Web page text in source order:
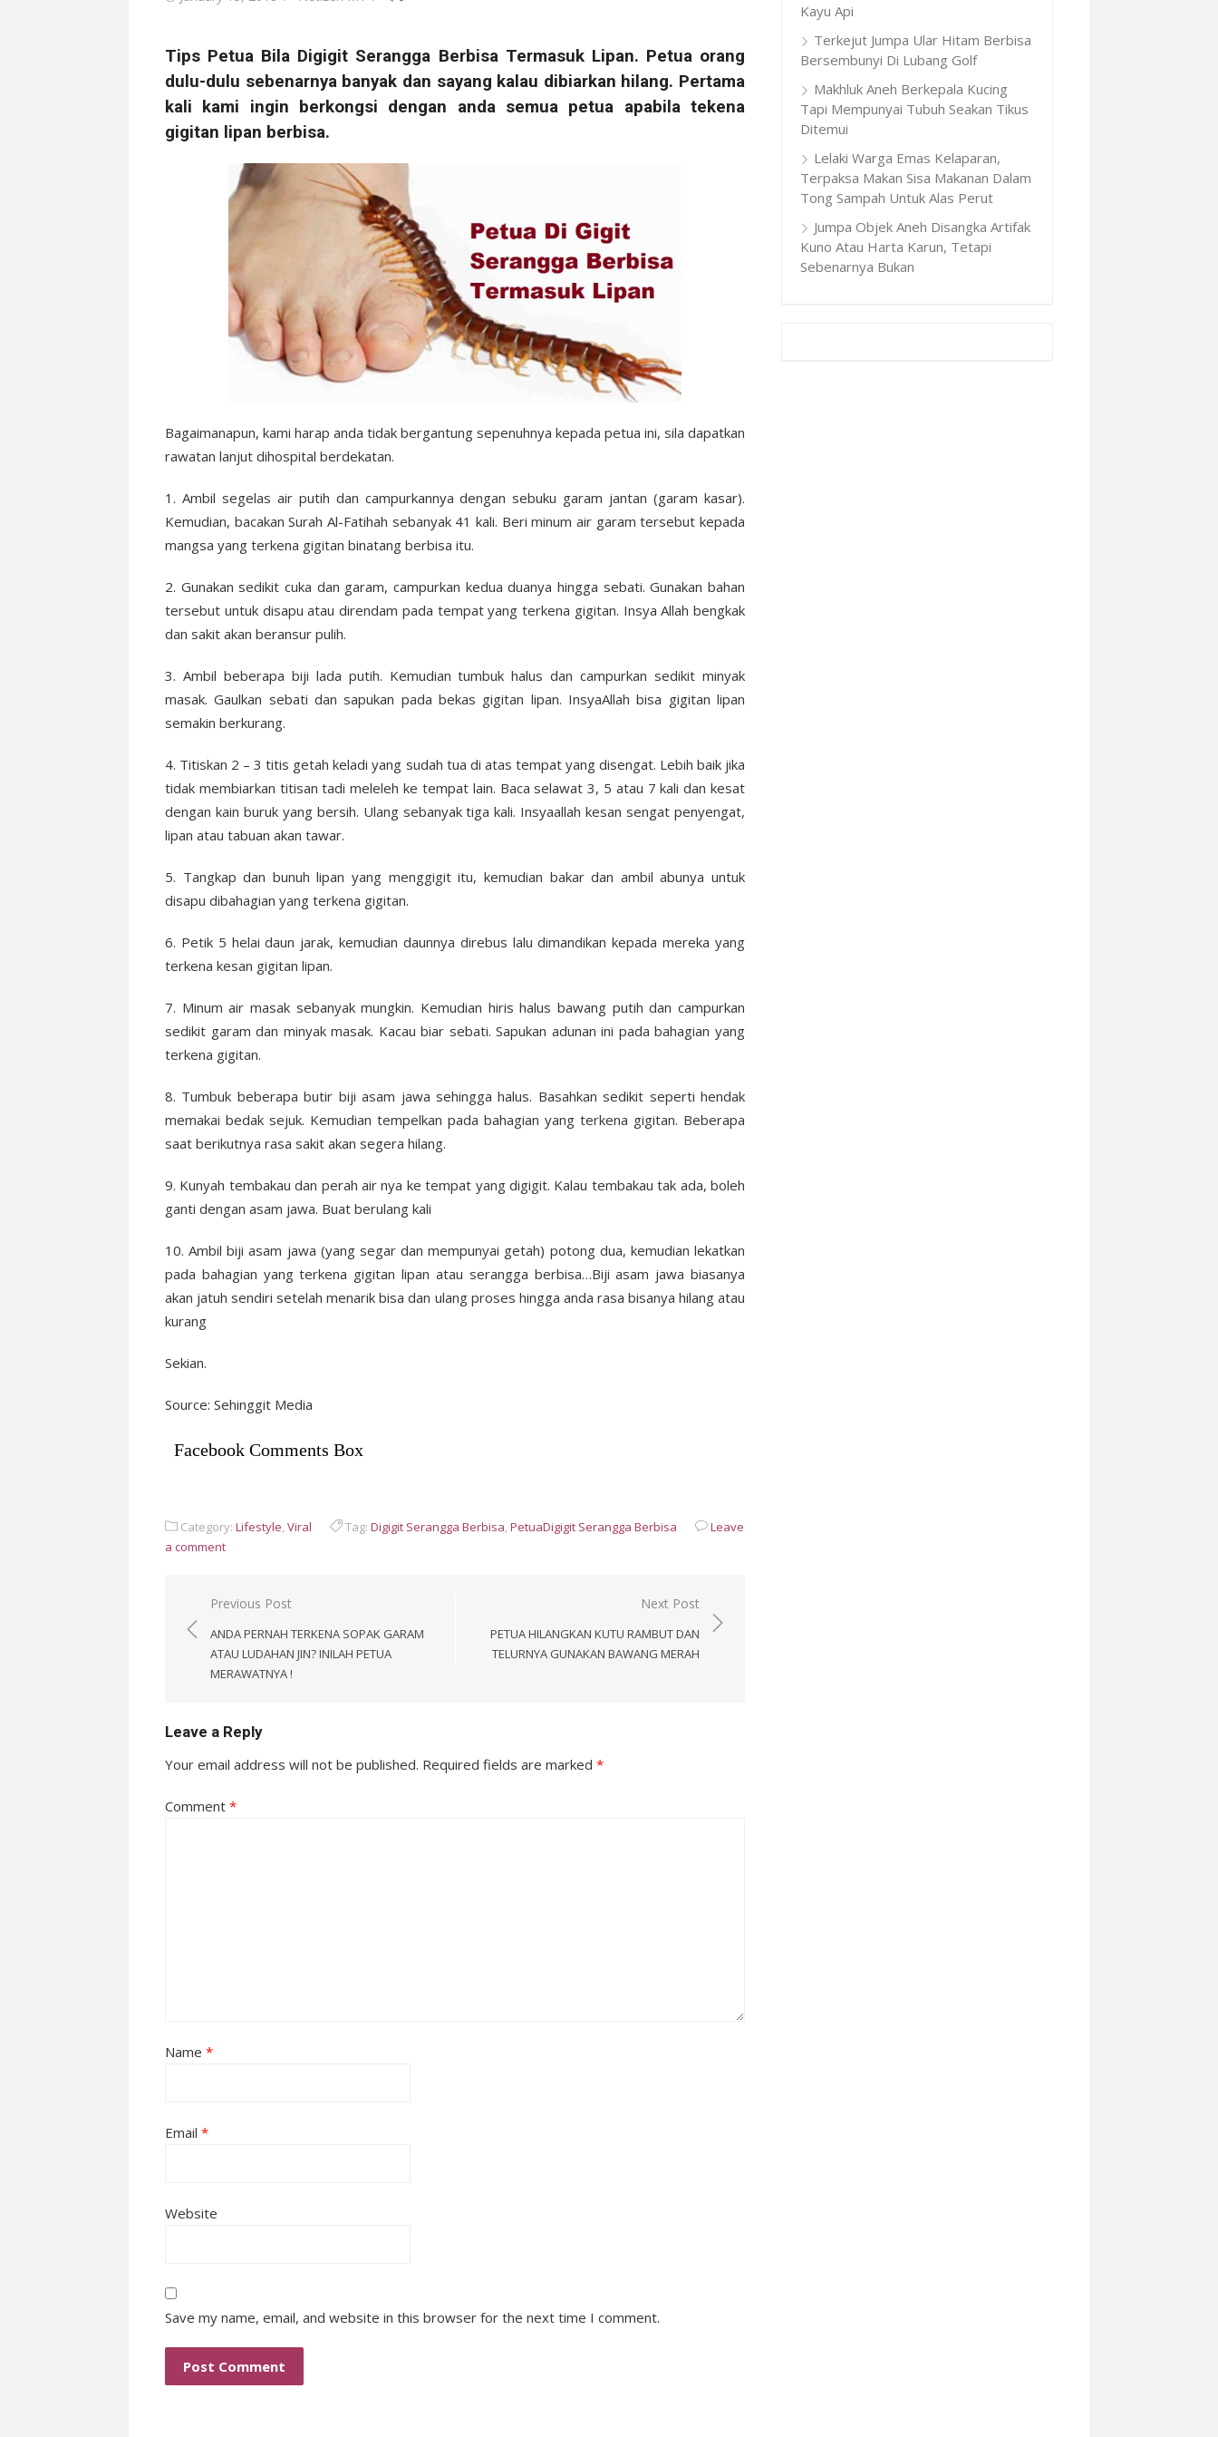
Tips Petua Bila Digigit Serangga BerbisaTermasuk Lipan. Petua orang
dulu-dulu sebenarnya banyak dan sayang kalau dibiarkan hilang. Pertama
kali kami ingin berkongsi dengan anda semua petua apabila tekena
gigitan lipan berbisa.
Bagaimanapun, kami harap anda tidak bergantung sepenuhnya kepada petua ini, sila dapatkan
rawatan lanjut dihospital berdekatan.
1. Ambil segelas air putih dan campurkannya dengan sebuku garam jantan (garam kasar).
Kemudian, bacakan Surah Al-Fatihah sebanyak 41 kali. Beri minum air garam tersebut kepada
mangsa yang terkena gigitan binatang berbisa itu.
2. Gunakan sedikit cuka dan garam, campurkan kedua duanya hingga sebati. Gunakan bahan
tersebut untuk disapu atau direndam pada tempat yang terkena gigitan. Insya Allah bengkak
dan sakit akan beransur pulih.
3. Ambil beberapa biji lada putih. Kemudian tumbuk halus dan campurkan sedikit minyak
masak. Gaulkan sebati dan sapukan pada bekas gigitan lipan. InsyaAllah bisa gigitan lipan
semakin berkurang.
4. Titiskan 2 – 3 titis getah keladi yang sudah tua di atas tempat yang disengat. Lebih baik jika
tidak membiarkan titisan tadi meleleh ke tempat lain. Baca selawat 3, 5 atau 7 kali dan kesat
dengan kain buruk yang bersih. Ulang sebanyak tiga kali. Insyaallah kesan sengat penyengat,
lipan atau tabuan akan tawar.
5. Tangkap dan bunuh lipan yang menggigit itu, kemudian bakar dan ambil abunya untuk
disapu dibahagian yang terkena gigitan.
6. Petik 5 helai daun jarak, kemudian daunnya direbus lalu dimandikan kepada mereka yang
terkena kesan gigitan lipan.
7. Minum air masak sebanyak mungkin. Kemudian hiris halus bawang putih dan campurkan
sedikit garam dan minyak masak. Kacau biar sebati. Sapukan adunan ini pada bahagian yang
terkena gigitan.
8. Tumbuk beberapa butir biji asam jawa sehingga halus. Basahkan sedikit seperti hendak
memakai bedak sejuk. Kemudian tempelkan pada bahagian yang terkena gigitan. Beberapa
saat berikutnya rasa sakit akan segera hilang.
9. Kunyah tembakau dan perah air nya ke tempat yang digigit. Kalau tembakau tak ada, boleh
ganti dengan asam jawa. Buat berulang kali
10. Ambil biji asam jawa (yang segar dan mempunyai getah) potong dua, kemudian lekatkan
pada bahagian yang terkena gigitan lipan atau serangga berbisa…Biji asam jawa biasanya
akan jatuh sendiri setelah menarik bisa dan ulang proses hingga anda rasa bisanya hilang atau
kurang
Sekian.
Source: Sehinggit Media
Facebook Comments Box
Category: Lifestyle,Viral Tag: Digigit Serangga Berbisa,PetuaDigigit Serangga Berbisa
Leave
a comment
Post
navigation
Previous Post
ANDA PERNAH TERKENA SOPAK GARAM
ATAU LUDAHAN JIN? INILAH PETUA
MERAWATNYA !
Next Post
PETUA HILANGKAN KUTU RAMBUT DAN
TELURNYA GUNAKAN BAWANG MERAH
Leave a Reply
Your email address will not be published. Required fields are marked *
Comment *
Name *
Email *
Website
Save my name, email, and website in this browser for the next time I comment.
Kayu Api
Terkejut Jumpa Ular Hitam Berbisa
Bersembunyi Di Lubang Golf
Makhluk Aneh Berkepala Kucing
Tapi Mempunyai Tubuh Seakan Tikus
Ditemui
Lelaki Warga Emas Kelaparan,
Terpaksa Makan Sisa Makanan Dalam
Tong Sampah Untuk Alas Perut
Jumpa Objek Aneh Disangka Artifak
Kuno Atau Harta Karun, Tetapi
Sebenarnya Bukan